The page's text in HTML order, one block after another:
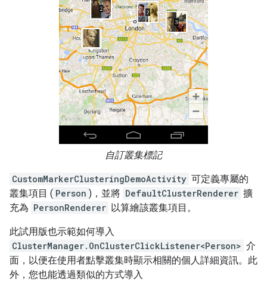
自訂叢集標記
CustomMarkerClusteringDemoActivity 可定義專屬的
叢集項目 ( Person )，並將 DefaultClusterRenderer 擴
充為 PersonRenderer 以算繪該叢集項目。
此試用版也示範如何導入
ClusterManager.OnClusterClickListener<Person> 介
面，以便在使用者點擊叢集時顯示相關的個人詳細資訊。此
外，您也能透過類似的方式導入